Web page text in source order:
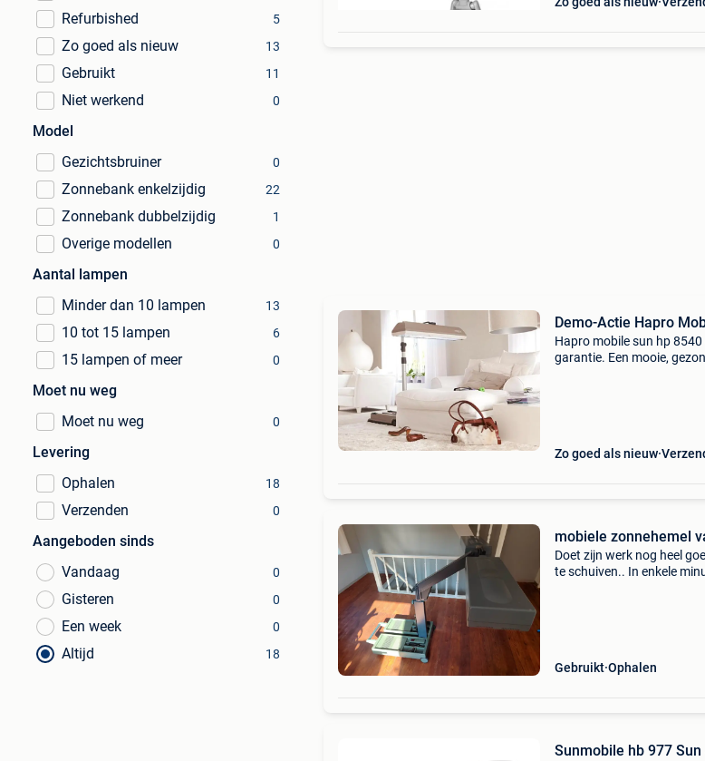
Refurbished 5
Zo goed als nieuw 13
Gebruikt 11
Niet werkend 0
Model
Gezichtsbruiner
0
Zonnebank enkelzijdig 22
Zonnebank dubbelzijdig 1
Overige modellen 0
Aantal lampen
Minder dan 10 lampen
13
10 tot 15 lampen 6
15 lampen of meer 0
Moet nu weg
Moet nu weg
0
Levering
Ophalen
18
Verzenden 0
Aangeboden sinds
Vandaag
0
Gisteren 0
Een week 0
Altijd 18
Demo-Actie Hapro
Hapro mobile sun hp
garantie. Een mooie,
Zo goed als nieuw
mobiele zonnehemel
Doet zijn werk nog heel
te schuiven.. In enkele
Gebruikt Ophalen
Sunmobile hb 977